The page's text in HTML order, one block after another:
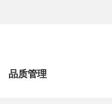
品质管理